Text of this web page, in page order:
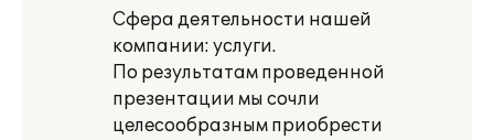
Сфера деятельности нашей
компании: услуги.
По результатам проведенной
презентации мы сочли
целесообразным приобрести